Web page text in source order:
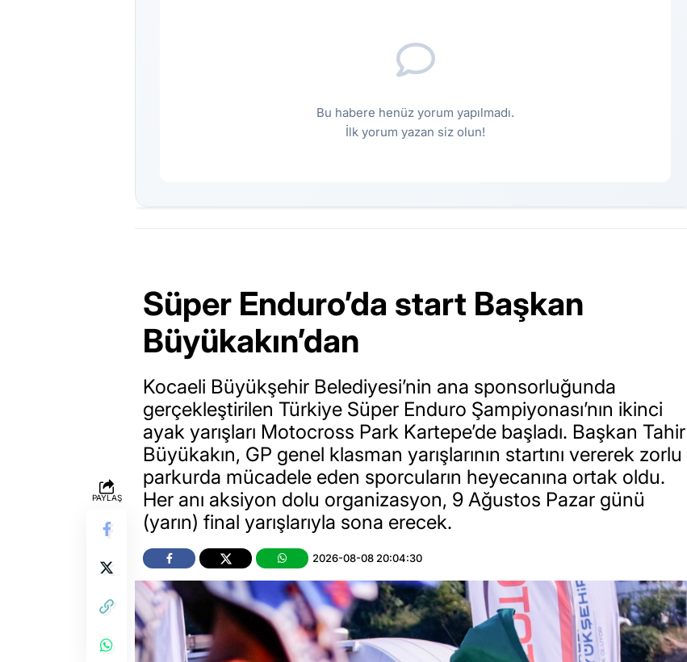
Bu habere henüz yorum yapılmadı.
İlk yorum yazan siz olun!
PAYLAŞ
Süper Enduro’da start Başkan
Büyükakın’dan
Kocaeli Büyükşehir Belediyesi’nin ana sponsorluğunda
gerçekleştirilen Türkiye Süper Enduro Şampiyonası’nın ikinci
ayak yarışları Motocross Park Kartepe’de başladı. Başkan Tahir
Büyükakın, GP genel klasman yarışlarının startını vererek zorlu
parkurda mücadele eden sporcuların heyecanına ortak oldu.
Her anı aksiyon dolu organizasyon, 9 Ağustos Pazar günü
(yarın) final yarışlarıyla sona erecek.
2026-08-08 20:04:30